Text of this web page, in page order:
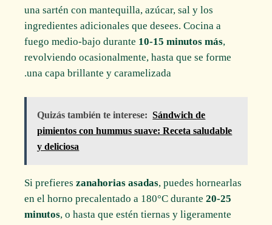
una sartén con mantequilla, azúcar, sal y los
ingredientes adicionales que desees. Cocina a
fuego medio-bajo durante 10-15 minutos más,
revolviendo ocasionalmente, hasta que se forme
una capa brillante y caramelizada.
Quizás también te interese: Sándwich de
pimientos con hummus suave: Receta saludable
y deliciosa
Si prefiereszanahorias asadas, puedes hornearlas
en el horno precalentado a 180°C durante20-25
minutos, o hasta que estén tiernas y ligeramente